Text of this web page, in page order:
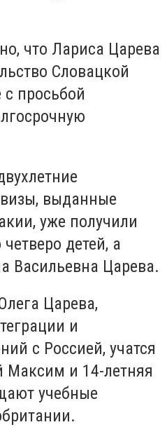
что Лариса Царева
Словацкой
с просьбой
выданные
уже получили
детей, а
Васильевна Царева.
Царева,
и
с Россией, учатся
Максим и 14-летняя
учебные